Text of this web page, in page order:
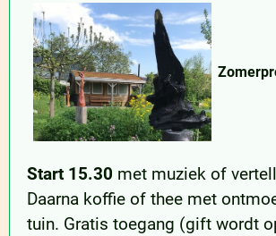
Start 15.30 met muziek of
Daarna koffie of thee met
tuin. Gratis toegang (gift wordt